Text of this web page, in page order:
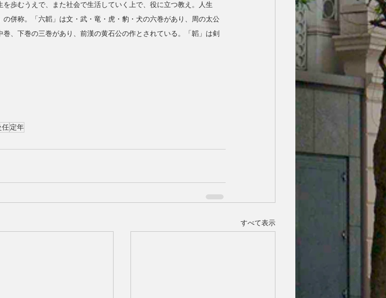
歩むうえで、また社会で生活していく上で、役に立つ教え。人生
併称。「六韜」は文・武・竜・虎・豹・犬の六巻があり、周の太公
、下巻の三巻があり、前漢の黄石公の作とされている。「韜」は剣
任定年
すべて表示